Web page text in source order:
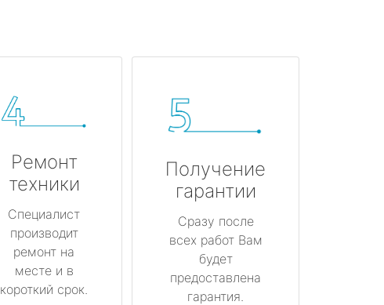
Ремонт
техники
Специалист
производит
ремонт на
месте и в
короткий срок.
Получение
гарантии
Сразу после
всех работ Вам
будет
предоставлена
гарантия.